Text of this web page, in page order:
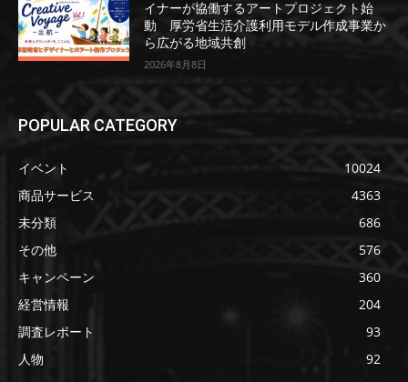
イナーが協働するアートプロジェクト始
動 厚労省生活介護利用モデル作成事業か
ら広がる地域共創
2026年8月8日
POPULAR CATEGORY
イベント
10024
商品サービス
4363
未分類
686
その他
576
キャンペーン
360
経営情報
204
調査レポート
93
人物
92